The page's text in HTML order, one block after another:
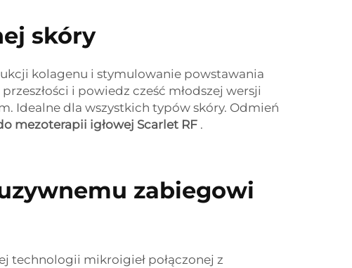
skóry
kolagenu i stymulowanie powstawania
i powiedz cześć młodszej wersji
Idealne dla wszystkich typów skóry. Odmień
mezoterapii igłowej Scarlet RF .
zabiegowi
technologii mikroigieł połączonej z